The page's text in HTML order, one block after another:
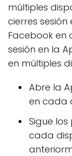
múltiples
cierres
Facebook en
sesión en la
en múltiples
Abre la
en cada
Sigue
cada